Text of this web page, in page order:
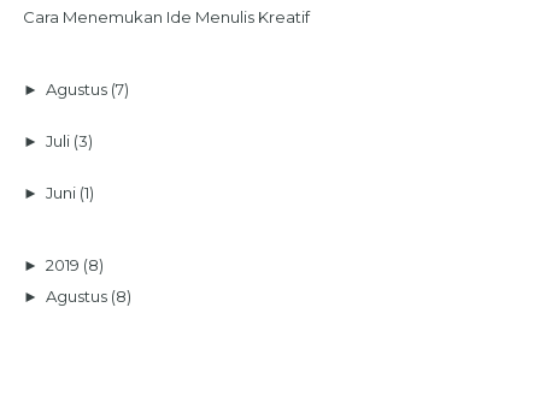
Cara Menemukan Ide Menulis Kreatif
►Agustus (7)
►Juli (3)
►Juni (1)
►2019 (8)
►Agustus (8)